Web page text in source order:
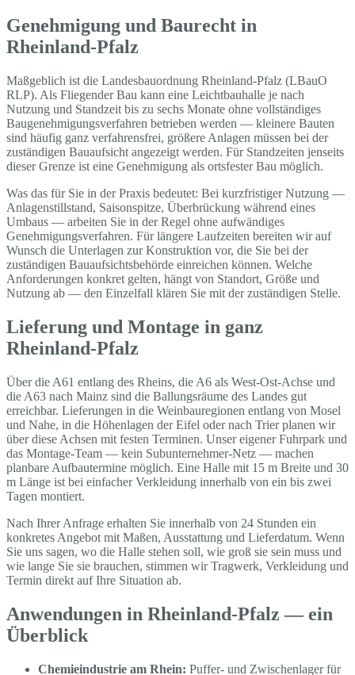
Genehmigung und Baurecht in
Rheinland-Pfalz
Maßgeblich ist die Landesbauordnung Rheinland-Pfalz (LBauO
RLP). Als Fliegender Bau kann eine Leichtbauhalle je nach
Nutzung und Standzeit bis zu sechs Monate ohne vollständiges
Baugenehmigungsverfahren betrieben werden — kleinere Bauten
sind häufig ganz verfahrensfrei, größere Anlagen müssen bei der
zuständigen Bauaufsicht angezeigt werden. Für Standzeiten jenseits
dieser Grenze ist eine Genehmigung als ortsfester Bau möglich.
Was das für Sie in der Praxis bedeutet: Bei kurzfristiger Nutzung —
Anlagenstillstand, Saisonspitze, Überbrückung während eines
Umbaus — arbeiten Sie in der Regel ohne aufwändiges
Genehmigungsverfahren. Für längere Laufzeiten bereiten wir auf
Wunsch die Unterlagen zur Konstruktion vor, die Sie bei der
zuständigen Bauaufsichtsbehörde einreichen können. Welche
Anforderungen konkret gelten, hängt von Standort, Größe und
Nutzung ab — den Einzelfall klären Sie mit der zuständigen Stelle.
Lieferung und Montage in ganz
Rheinland-Pfalz
Über die A61 entlang des Rheins, die A6 als West-Ost-Achse und
die A63 nach Mainz sind die Ballungsräume des Landes gut
erreichbar. Lieferungen in die Weinbauregionen entlang von Mosel
und Nahe, in die Höhenlagen der Eifel oder nach Trier planen wir
über diese Achsen mit festen Terminen. Unser eigener Fuhrpark und
das Montage-Team — kein Subunternehmer-Netz — machen
planbare Aufbautermine möglich. Eine Halle mit 15 m Breite und 30
m Länge ist bei einfacher Verkleidung innerhalb von ein bis zwei
Tagen montiert.
Nach Ihrer Anfrage erhalten Sie innerhalb von 24 Stunden ein
konkretes Angebot mit Maßen, Ausstattung und Lieferdatum. Wenn
Sie uns sagen, wo die Halle stehen soll, wie groß sie sein muss und
wie lange Sie sie brauchen, stimmen wir Tragwerk, Verkleidung und
Termin direkt auf Ihre Situation ab.
Anwendungen in Rheinland-Pfalz — ein
Überblick
Chemieindustrie am Rhein: Puffer- und Zwischenlager für